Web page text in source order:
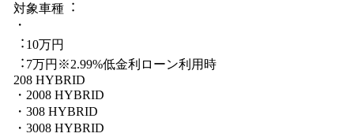
対象車種︓
・
︓10万円
︓7万円※2.99%低金利ローン利⽤時
208 HYBRID
・2008 HYBRID
・308 HYBRID
・3008 HYBRID